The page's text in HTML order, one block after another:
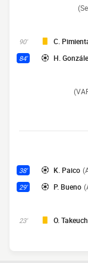
90' C.
84' H.
38' K. Paico
29' P. Bueno
23' O.